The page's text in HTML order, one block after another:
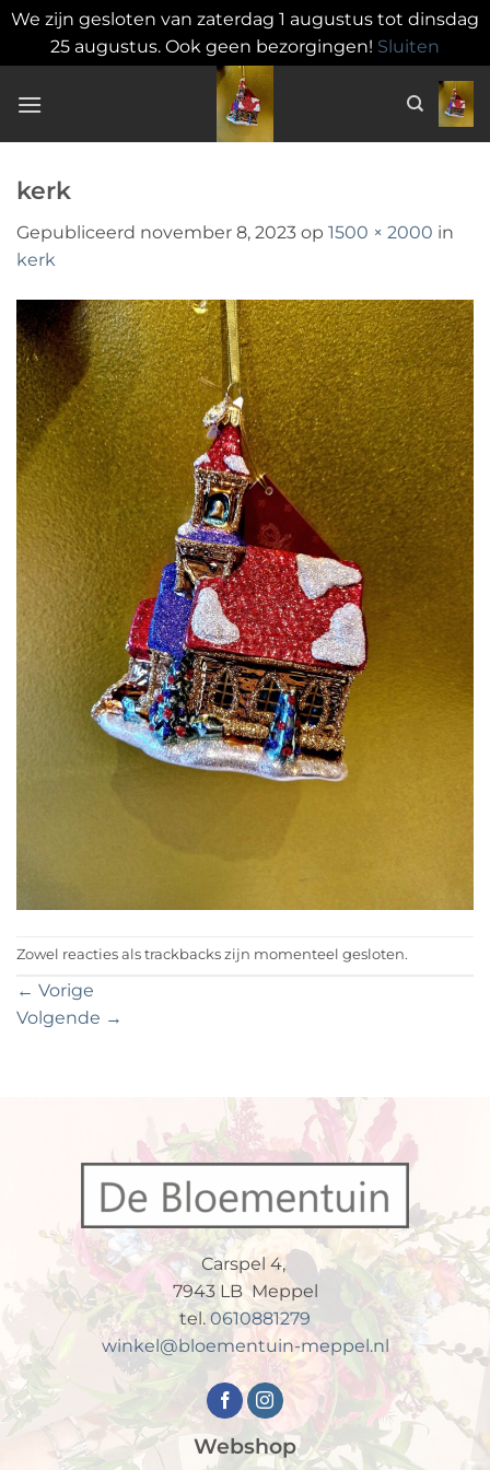
We zijn gesloten van zaterdag 1 augustus tot dinsdag
25 augustus. Ook geen bezorgingen! Sluiten
naar
kerk
Gepubliceerd november 8, 2023 op 1500 × 2000 in
kerk
Zowel reacties als trackbacks zijn momenteel gesloten.
← Vorige
Volgende →
Carspel 4,
7943 LB Meppel
tel. 0610881279
winkel@bloementuin-meppel.nl
Webshop